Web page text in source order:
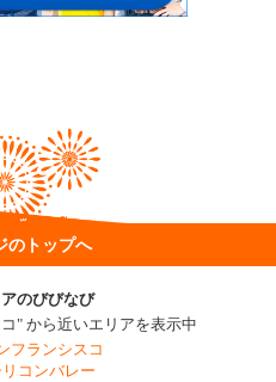
のトップへ
のびびなび
" から近いエリアを表示中
フランシスコ
コンバレー